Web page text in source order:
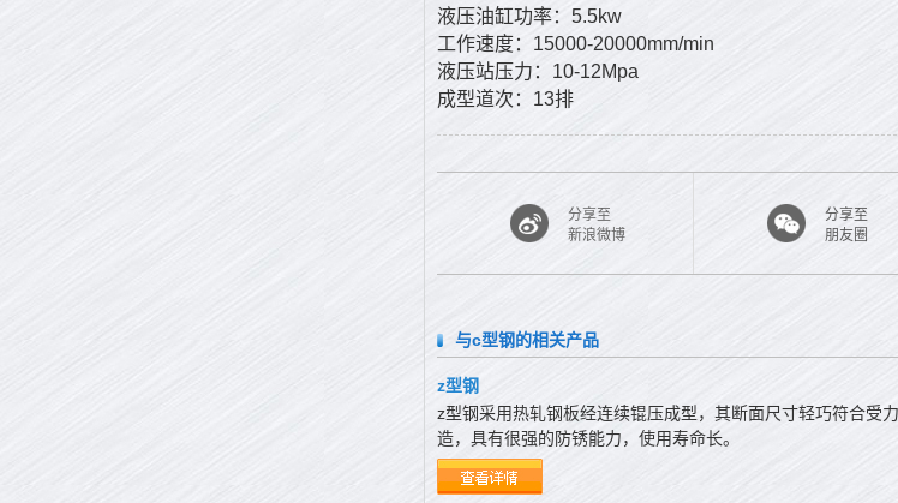
液压油缸功率： 5.5kw
工作速度： 15000-20000mm/min
液压站压力： 10-12Mpa
成型道次： 13排
分享至
新浪微博
分享至
朋友圈
与c型钢的相关产品
z型钢
z型钢采用热轧钢板经连续锟压成型，其断面尺寸轻巧符合受
造，具有很强的防锈能力，使用寿命长。